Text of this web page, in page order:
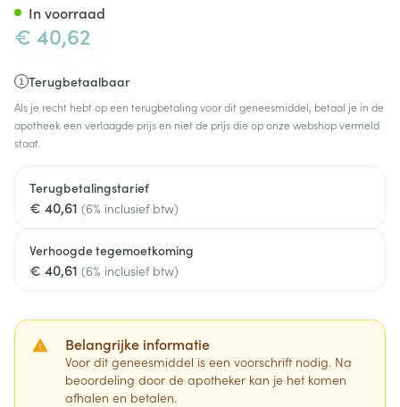
€ 40,62
Terugbetaalbaar
Als je recht hebt op een terugbetaling voor dit geneesmiddel, betaal je in de
apotheek een verlaagde prijs en niet de prijs die op onze webshop vermeld
staat.
Terugbetalingstarief
€ 40,61 (6% inclusief btw)
Verhoogde tegemoetkoming
€ 40,61 (6% inclusief btw)
Belangrijke informatie
Voor dit geneesmiddel is een voorschrift nodig. Na
beoordeling door de apotheker kan je het komen
afhalen en betalen.
In voorraad